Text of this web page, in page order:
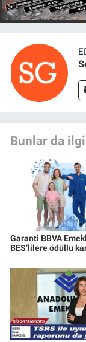
Bunlar da
Garanti BBVA
BES’lilere ödüllü